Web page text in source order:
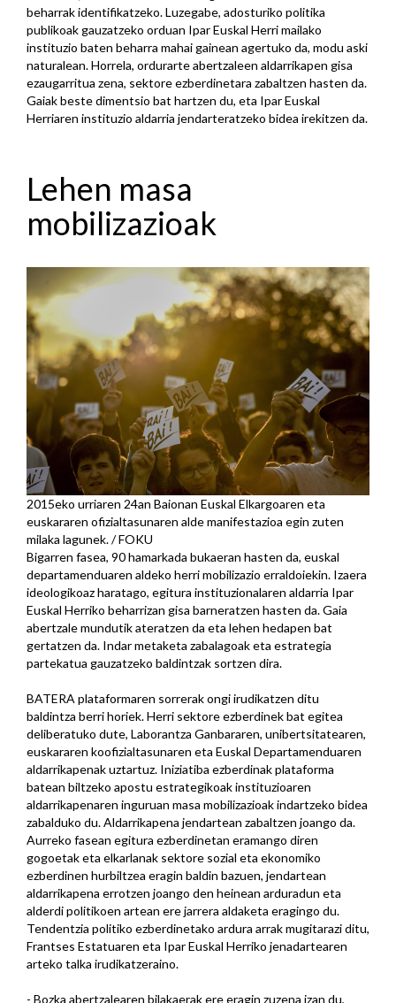
beharrak identifikatzeko. Luzegabe, adosturiko politika
publikoak gauzatzeko orduan Ipar Euskal Herri mailako
instituzio baten beharra mahai gainean agertuko da, modu aski
naturalean. Horrela, ordurarte abertzaleen aldarrikapen gisa
ezaugarritua zena, sektore ezberdinetara zabaltzen hasten da.
Gaiak beste dimentsio bat hartzen du, eta Ipar Euskal
Herriaren instituzio aldarria jendarteratzeko bidea irekitzen da.
Lehen masa
mobilizazioak
2015eko urriaren 24an Baionan Euskal Elkargoaren eta
euskararen ofizialtasunaren alde manifestazioa egin zuten
milaka lagunek. / FOKU
Bigarren fasea, 90 hamarkada bukaeran hasten da, euskal
departamenduaren aldeko herri mobilizazio erraldoiekin. Izaera
ideologikoaz haratago, egitura instituzionalaren aldarria Ipar
Euskal Herriko beharrizan gisa barneratzen hasten da. Gaia
abertzale mundutik ateratzen da eta lehen hedapen bat
gertatzen da. Indar metaketa zabalagoak eta estrategia
partekatua gauzatzeko baldintzak sortzen dira.
BATERA plataformaren sorrerak ongi irudikatzen ditu
baldintza berri horiek. Herri sektore ezberdinek bat egitea
deliberatuko dute, Laborantza Ganbararen, unibertsitatearen,
euskararen koofizialtasunaren eta Euskal Departamenduaren
aldarrikapenak uztartuz. Iniziatiba ezberdinak plataforma
batean biltzeko apostu estrategikoak instituzioaren
aldarrikapenaren inguruan masa mobilizazioak indartzeko bidea
zabalduko du. Aldarrikapena jendartean zabaltzen joango da.
Aurreko fasean egitura ezberdinetan eramango diren
gogoetak eta elkarlanak sektore sozial eta ekonomiko
ezberdinen hurbiltzea eragin baldin bazuen, jendartean
aldarrikapena errotzen joango den heinean arduradun eta
alderdi politikoen artean ere jarrera aldaketa eragingo du.
Tendentzia politiko ezberdinetako ardura arrak mugitarazi ditu,
Frantses Estatuaren eta Ipar Euskal Herriko jenadartearen
arteko talka irudikatzeraino.
- Bozka abertzalearen bilakaerak ere eragin zuzena izan du,